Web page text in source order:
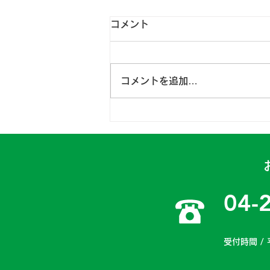
コメント
コメントを追加…
04-
受付時間